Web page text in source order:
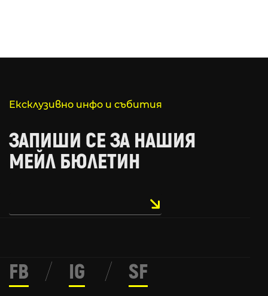
Ексклузивно инфо и събития
ЗАПИШИ СЕ ЗА НАШИЯ
МЕЙЛ БЮЛЕТИН
FB / IG / SF